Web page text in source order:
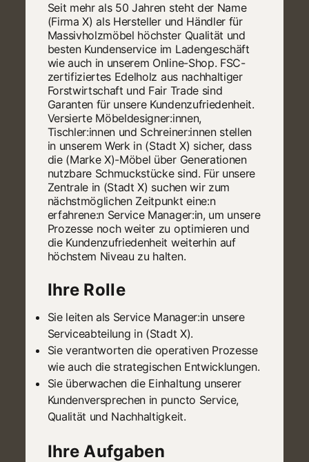
Seit mehr als 50 Jahren steht der Name
(Firma X) als Hersteller und Händler für
Massivholzmöbel höchster Qualität und
besten Kundenservice im Ladengeschäft
wie auch in unserem Online-Shop. FSC-
zertifiziertes Edelholz aus nachhaltiger
Forstwirtschaft und Fair Trade sind
Garanten für unsere Kundenzufriedenheit.
Versierte Möbeldesigner:innen,
Tischler:innen und Schreiner:innen stellen
in unserem Werk in (Stadt X) sicher, dass
die (Marke X)-Möbel über Generationen
nutzbare Schmuckstücke sind. Für unsere
Zentrale in (Stadt X) suchen wir zum
nächstmöglichen Zeitpunkt eine:n
erfahrene:n Service Manager:in, um unsere
Prozesse noch weiter zu optimieren und
die Kundenzufriedenheit weiterhin auf
höchstem Niveau zu halten.
Ihre Rolle
Sie leiten als Service Manager:in unsere
Serviceabteilung in (Stadt X).
Sie verantworten die operativen Prozesse
wie auch die strategischen Entwicklungen.
Sie überwachen die Einhaltung unserer
Kundenversprechen in puncto Service,
Qualität und Nachhaltigkeit.
Ihre Aufgaben